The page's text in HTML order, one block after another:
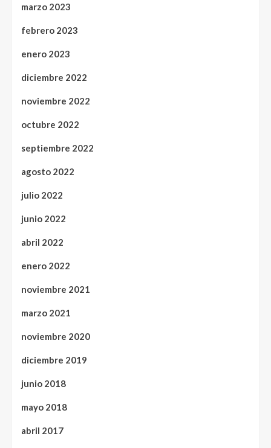
marzo 2023
febrero 2023
enero 2023
diciembre 2022
noviembre 2022
octubre 2022
septiembre 2022
agosto 2022
julio 2022
junio 2022
abril 2022
enero 2022
noviembre 2021
marzo 2021
noviembre 2020
diciembre 2019
junio 2018
mayo 2018
abril 2017